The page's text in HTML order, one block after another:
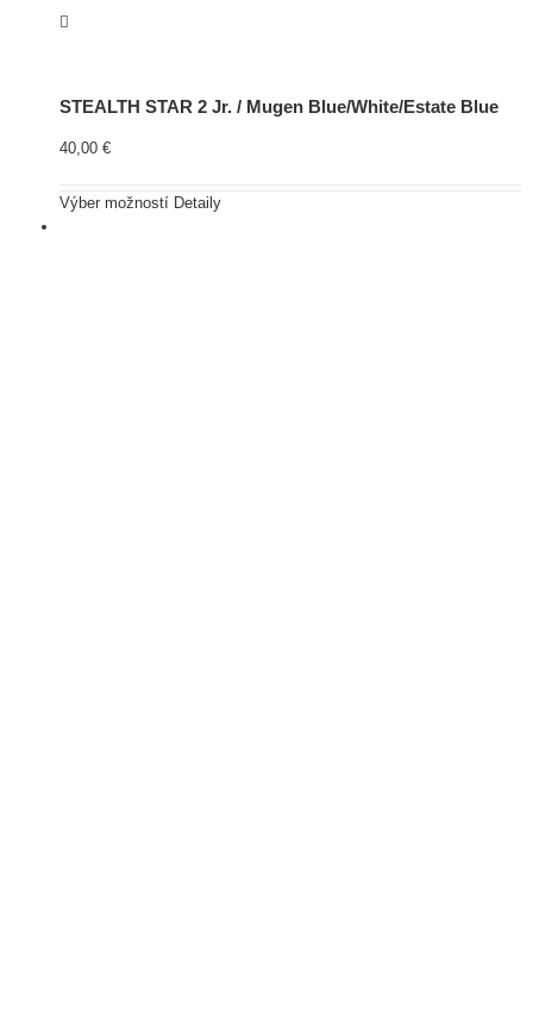
STEALTH STAR 2 Jr. / Mugen Blue/White/Estate Blue
40,00 €
Výber možností Detaily